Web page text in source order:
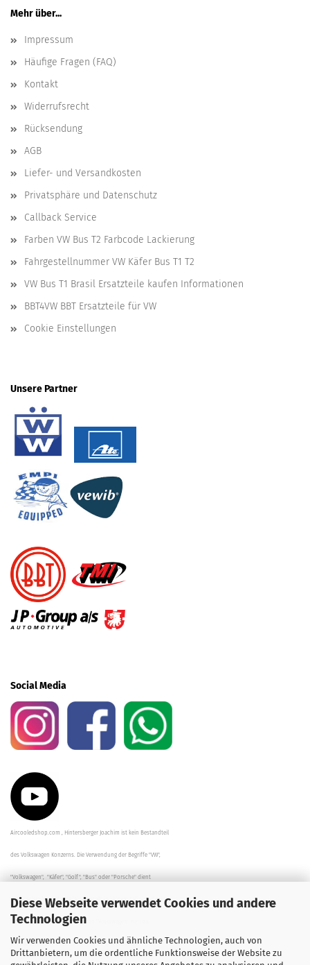
Diese Webseite verwendet Cookies und andere
Technologien
Wir verwenden Cookies und ähnliche Technologien, auch von
Drittanbietern, um die ordentliche Funktionsweise der Website zu
Mehr über...
Impressum
Häufige Fragen (FAQ)
Kontakt
Widerrufsrecht
Rücksendung
AGB
Liefer- und Versandkosten
Privatsphäre und Datenschutz
Callback Service
Farben VW Bus T2 Farbcode Lackierung
Fahrgestellnummer VW Käfer Bus T1 T2
VW Bus T1 Brasil Ersatzteile kaufen Informationen
BBT4VW BBT Ersatzteile für VW
Cookie Einstellungen
Unsere Partner
Social Media
Aircooledshop.com , Hintersberger Joachim ist kein Bestandteil
des Volkswagen Konzerns. Die Verwendung der Begriffe "VW",
"Volkswagen", "Käfer", "Golf", "Bus" oder "Porsche" dient
der Beschreibung der Teile und stellt in keinem Fall eine direkte
Verbindung zu dem Unternehmen "Volkswagen" her/da.
Die Beschreibungen, Zeichnungen und Angaben zur